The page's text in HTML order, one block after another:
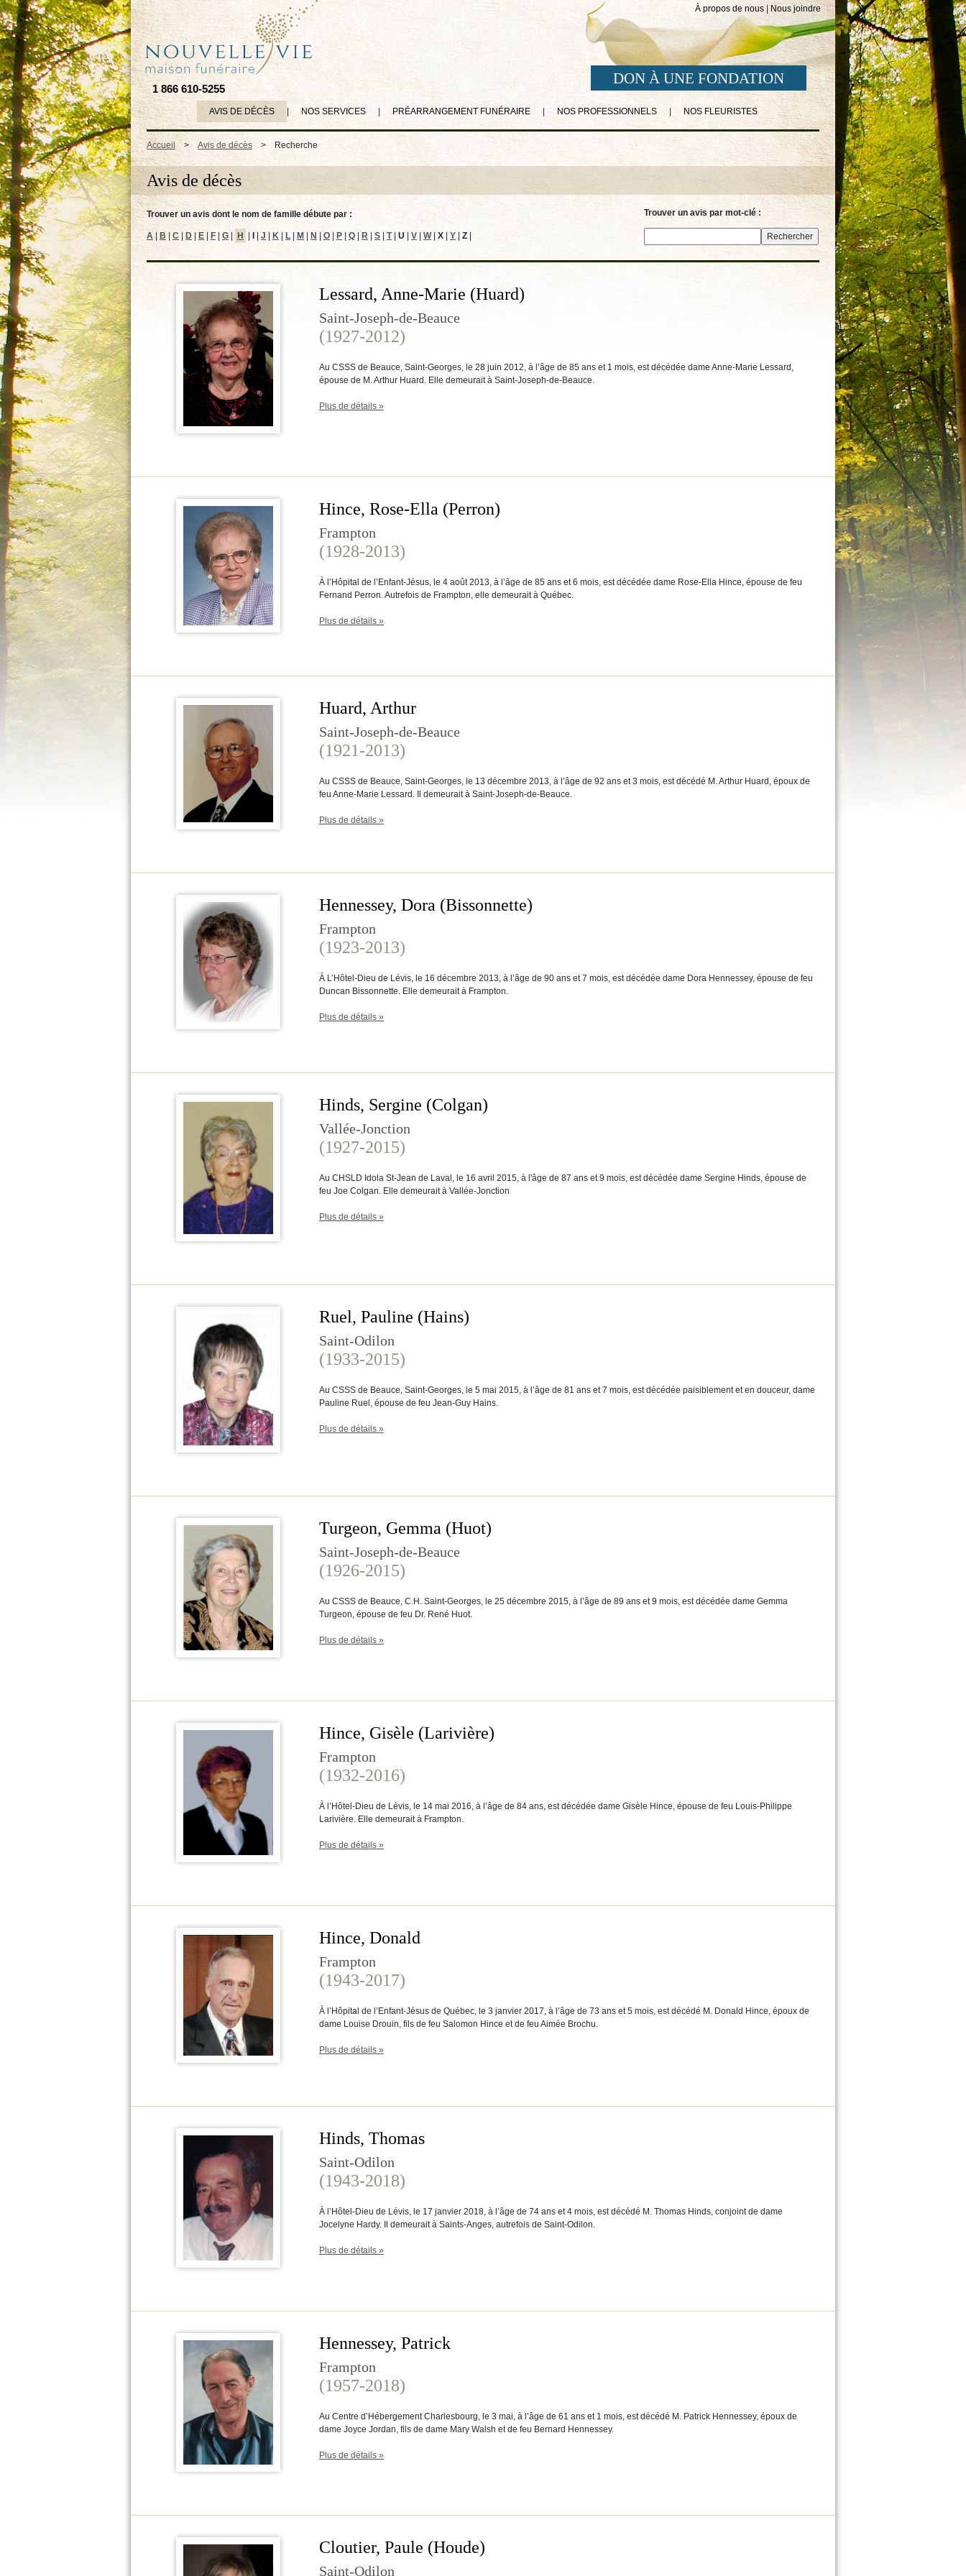
À propos de nous Nous joindre
1 866 610-5255
DON À UNE FONDATION
AVIS DE DÉCÈS NOS SERVICES PRÉARRANGEMENT FUNÉRAIRE NOS PROFESSIONNELS NOS FLEURISTES
Accueil > Avis de décès > Recherche
Avis de décès
Trouver un avis dont le nom de famille débute par :
A B C D E F G H J K L M N O P Q R S T U V W X Y Z
Trouver un avis par mot-clé :
Lessard, Anne-Marie (Huard)
Saint-Joseph-de-Beauce
(1927-2012)
Au CSSS de Beauce, Saint-Georges, le 28 juin 2012, à l’âge de 85 ans et 1 mois, est décédée dame Anne-Marie Lessard,
épouse de M. Arthur Huard. Elle demeurait à Saint-Joseph-de-Beauce.
Plus de détails »
Hince, Rose-Ella (Perron)
Frampton
(1928-2013)
À l’Hôpital de l’Enfant-Jésus, le 4 août 2013, à l’âge de 85 ans et 6 mois, est décédée dame Rose-Ella Hince, épouse de feu
Fernand Perron. Autrefois de Frampton, elle demeurait à Québec.
Plus de détails »
Huard, Arthur
Saint-Joseph-de-Beauce
(1921-2013)
Au CSSS de Beauce, Saint-Georges, le 13 décembre 2013, à l’âge de 92 ans et 3 mois, est décédé M. Arthur Huard, époux de
feu Anne-Marie Lessard. Il demeurait à Saint-Joseph-de-Beauce.
Plus de détails »
Hennessey, Dora (Bissonnette)
Frampton
(1923-2013)
À L’Hôtel-Dieu de Lévis, le 16 décembre 2013, à l’âge de 90 ans et 7 mois, est décédée dame Dora Hennessey, épouse de feu
Duncan Bissonnette. Elle demeurait à Frampton.
Plus de détails »
Hinds, Sergine (Colgan)
Vallée-Jonction
(1927-2015)
Au CHSLD Idola St-Jean de Laval, le 16 avril 2015, à l'âge de 87 ans et 9 mois, est décédée dame Sergine Hinds, épouse de
feu Joe Colgan. Elle demeurait à Vallée-Jonction
Plus de détails »
Ruel, Pauline (Hains)
Saint-Odilon
(1933-2015)
Au CSSS de Beauce, Saint-Georges, le 5 mai 2015, à l’âge de 81 ans et 7 mois, est décédée paisiblement et en douceur, dame
Pauline Ruel, épouse de feu Jean-Guy Hains.
Plus de détails »
Turgeon, Gemma (Huot)
Saint-Joseph-de-Beauce
(1926-2015)
Au CSSS de Beauce, C.H. Saint-Georges, le 25 décembre 2015, à l’âge de 89 ans et 9 mois, est décédée dame Gemma
Turgeon, épouse de feu Dr. René Huot.
Plus de détails »
Hince, Gisèle (Larivière)
Frampton
(1932-2016)
À l’Hôtel-Dieu de Lévis, le 14 mai 2016, à l’âge de 84 ans, est décédée dame Gisèle Hince, épouse de feu Louis-Philippe
Larivière. Elle demeurait à Frampton.
Plus de détails »
Hince, Donald
Frampton
(1943-2017)
À l’Hôpital de l’Enfant-Jésus de Québec, le 3 janvier 2017, à l’âge de 73 ans et 5 mois, est décédé M. Donald Hince, époux de
dame Louise Drouin, fils de feu Salomon Hince et de feu Aimée Brochu.
Plus de détails »
Hinds, Thomas
Saint-Odilon
(1943-2018)
À l’Hôtel-Dieu de Lévis, le 17 janvier 2018, à l’âge de 74 ans et 4 mois, est décédé M. Thomas Hinds, conjoint de dame
Jocelyne Hardy. Il demeurait à Saints-Anges, autrefois de Saint-Odilon.
Plus de détails »
Hennessey, Patrick
Frampton
(1957-2018)
Au Centre d’Hébergement Charlesbourg, le 3 mai, à l’âge de 61 ans et 1 mois, est décédé M. Patrick Hennessey, époux de
dame Joyce Jordan, fils de dame Mary Walsh et de feu Bernard Hennessey.
Plus de détails »
Cloutier, Paule (Houde)
Saint-Odilon